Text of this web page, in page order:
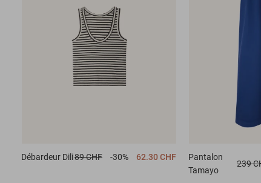
Débardeur Dili89 CHF -30% 62.30 CHF
Pantalon
Tamayo
239